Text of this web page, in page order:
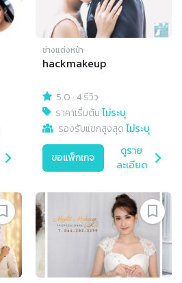
ช่างแต่งหน้า
hackmakeup
5.0 ·4 รีวิว
ราคาเริ่มต้นไม่ระบุ
รองรับแขกสูงสุดไม่ระบุ
ขอแพ็กเกจ
ดูราย
ละเอียด